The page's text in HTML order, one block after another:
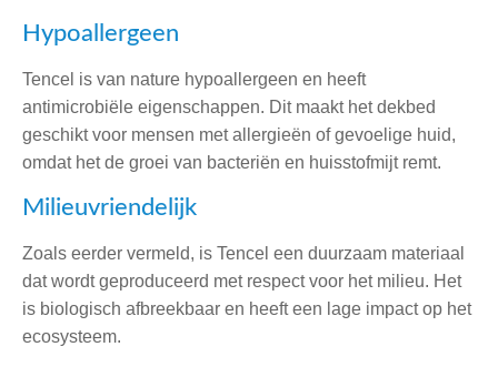
Hypoallergeen
Tencel is van nature hypoallergeen en heeft
antimicrobiële eigenschappen. Dit maakt het dekbed
geschikt voor mensen met allergieën of gevoelige huid,
omdat het de groei van bacteriën en huisstofmijt remt.
Milieuvriendelijk
Zoals eerder vermeld, is Tencel een duurzaam materiaal
dat wordt geproduceerd met respect voor het milieu. Het
is biologisch afbreekbaar en heeft een lage impact op het
ecosysteem.